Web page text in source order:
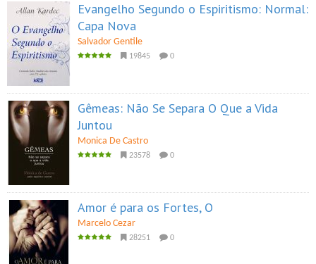
Evangelho Segundo o Espiritismo: Normal:
Capa Nova
Salvador Gentile
19845 0
Gêmeas: Não Se Separa O Que a Vida
Juntou
Monica De Castro
23578 0
Amor é para os Fortes, O
Marcelo Cezar
28251 0